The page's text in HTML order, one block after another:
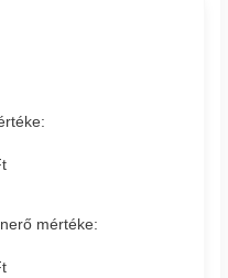
mértéke: